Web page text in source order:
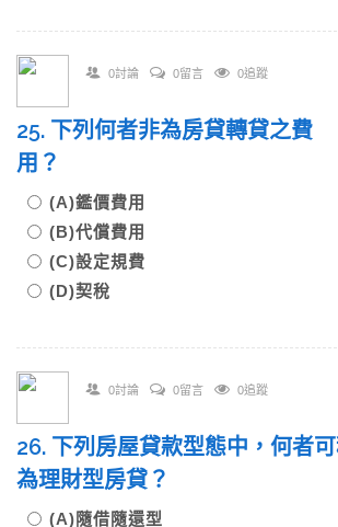
0討論 0留言 0追蹤
25. 下列何者非為房貸轉貸之費
用？
(A)鑑價費用
(B)代償費用
(C)設定規費
(D)契稅
0討論 0留言 0追蹤
26. 下列房屋貸款型態中，何者
為理財型房貸？
(A)隨借隨還型